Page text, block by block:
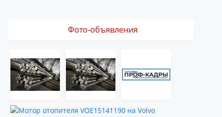
Фото-объявления